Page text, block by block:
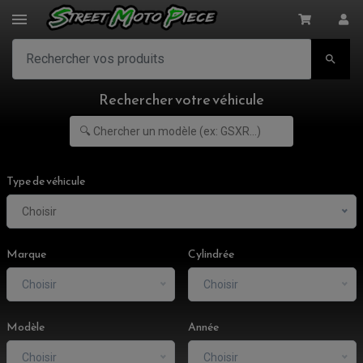

Rechercher votre véhicule
Type de véhicule
Choisir
Marque
Choisir
Cylindrée
Choisir
Modèle
Choisir
Année
Choisir